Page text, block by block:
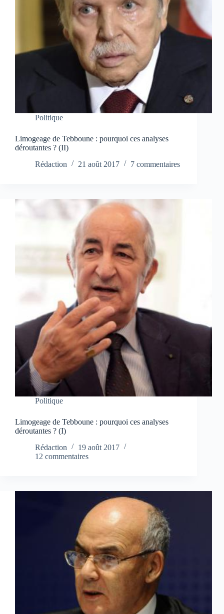
Politique
Limogeage de Tebboune : pourquoi ces analyses
déroutantes ? (II)
Rédaction
21 août 2017 7 commentaires
Politique
Limogeage de Tebboune : pourquoi ces analyses
déroutantes ? (I)
Rédaction
19 août 2017
12 commentaires